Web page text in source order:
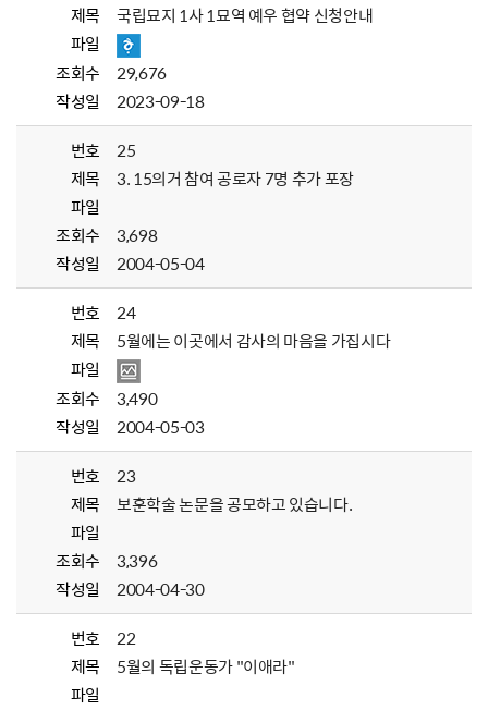
제목
국립묘지 1사 1묘역 예우 협약 신청안내
파일
조회수
29,676
작성일
2023-09-18
번호
25
제목
3. 15의거 참여 공로자 7명 추가 포장
파일
조회수
3,698
작성일
2004-05-04
번호
24
제목
5월에는 이곳에서 감사의 마음을 가집시다
파일
조회수
3,490
작성일
2004-05-03
번호
23
제목
보훈학술 논문을 공모하고 있습니다.
파일
조회수
3,396
작성일
2004-04-30
번호
22
제목
5월의 독립운동가 "이애라"
파일